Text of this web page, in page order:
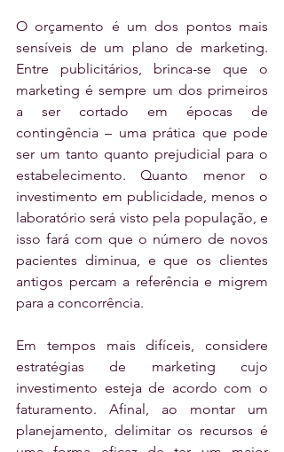
O orçamento é um dos pontos mais
sensíveis de um plano de marketing.
Entre publicitários, brinca-se que o
marketing é sempre um dos primeiros
a ser cortado em épocas de
contingência – uma prática que pode
ser um tanto quanto prejudicial para o
estabelecimento. Quanto menor o
investimento em publicidade, menos o
laboratório será visto pela população, e
isso fará com que o número de novos
pacientes diminua, e que os clientes
antigos percam a referência e migrem
para a concorrência.
Em tempos mais difíceis, considere
estratégias de marketing cujo
investimento esteja de acordo com o
faturamento. Afinal, ao montar um
planejamento, delimitar os recursos é